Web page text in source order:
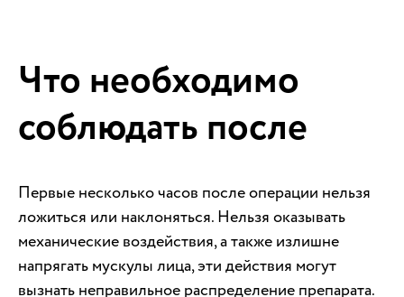
Что необходимо
соблюдать после
Первые несколько часов после операции нельзя
ложиться или наклоняться. Нельзя оказывать
механические воздействия, а также излишне
напрягать мускулы лица, эти действия могут
вызнать неправильное распределение препарата.